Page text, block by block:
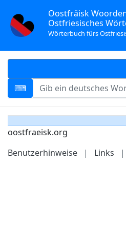
Oostfräisk
Ostfriesisches
Wörterbuch fürs
oostfraeisk.org
Benutzerhinweise
| Links |